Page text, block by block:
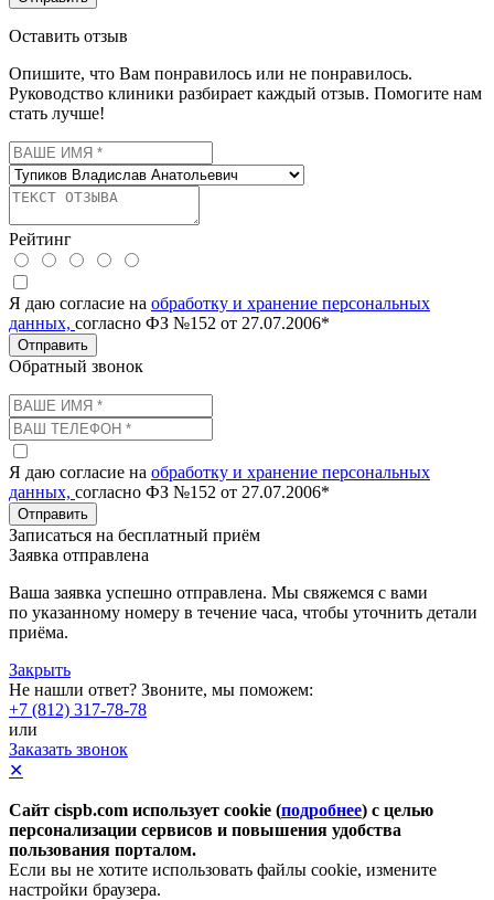
Оставить отзыв
Опишите, что Вам понравилось или не понравилось.
Руководство клиники разбирает каждый отзыв. Помогите нам
стать лучше!
Рейтинг
Я даю согласие на обработку и хранение персональных
данных, согласно ФЗ №152 от 27.07.2006*
Отправить
Обратный звонок
Я даю согласие на обработку и хранение персональных
данных, согласно ФЗ №152 от 27.07.2006*
Отправить
Записаться на бесплатный приём
Заявка отправлена
Ваша заявка успешно отправлена. Мы свяжемся с вами
по указанному номеру в течение часа, чтобы уточнить детали
приёма.
Закрыть
Не нашли ответ? Звоните, мы поможем:
+7 (812) 317-78-78
или
Заказать звонок
✕
Сайт cispb.com использует cookie (подробнее) с целью
персонализации сервисов и повышения удобства
пользования порталом.
Если вы не хотите использовать файлы cookie, измените
настройки браузера.